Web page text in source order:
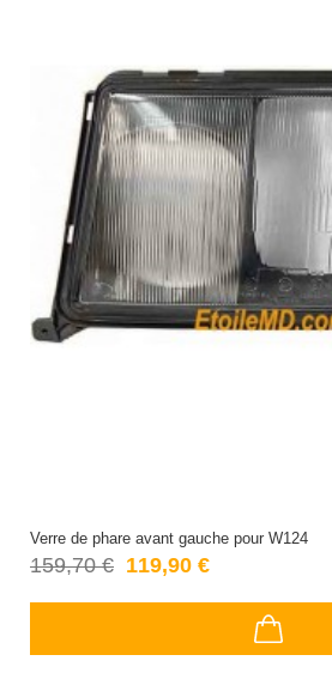
Verre de phare avant gauche pour W124
159,70 € 119,90 €